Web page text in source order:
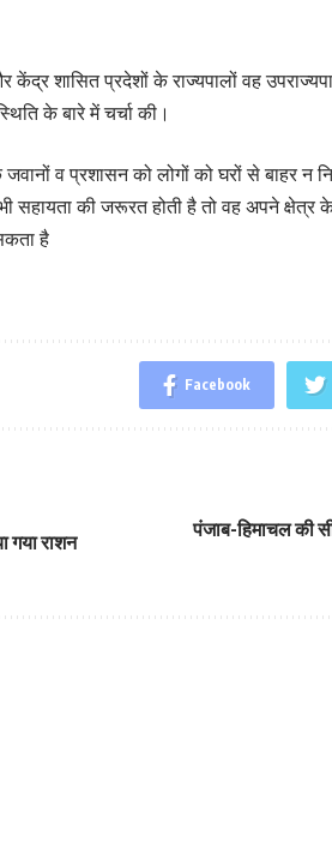
केंद्र शासित प्रदेशों के राज्यपालों वह
के बारे में चर्चा की।
व प्रशासन को लोगों को घरों से बाहर न
सहायता की जरूरत होती है तो वह अपने क्षेत्र
है
Facebook
गया राशन
पंजाब-हिमाचल की